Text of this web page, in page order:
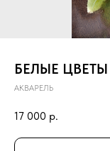
БЕЛЫЕ ЦВЕТЫ
АКВАРЕЛЬ
17 000 р.